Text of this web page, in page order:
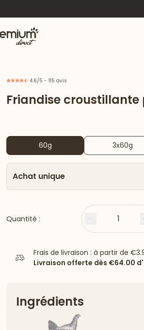
4.6/5 - 115 avis
Friandise
60g 3x60g
Achat unique
Quantité : Moins 1
Frais de livraison : à partir de
Livraison offerte dès €64.00
Ingrédients